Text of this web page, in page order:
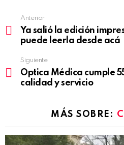
See
more
Anterior
Ya salió la edición
puede leerla desde acá
Siguiente
Optica Médica cumple
calidad y servicio
MÁS SOBRE: